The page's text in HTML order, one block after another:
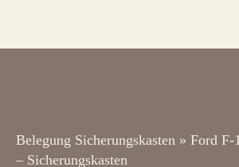
Belegung Sicherungskasten » Ford F-
– Sicherungskasten